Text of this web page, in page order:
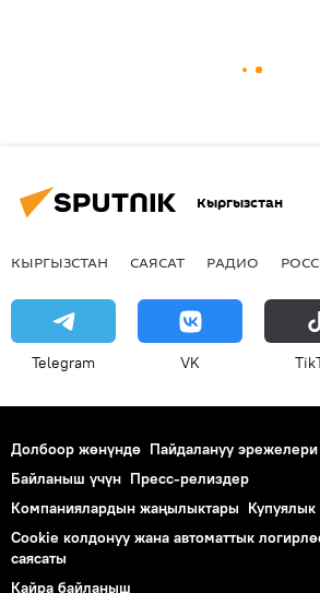
Кыргызстан
КЫРГЫЗСТАН САЯСАТ РАДИО
Telegram VK
Долбоор жөнүндө Пайдалануу эрежелери
Байланыш үчүн Пресс-релиздер
Компаниялардын жаңылыктары Купуялык
Cookie колдонуу жана автоматтык
саясаты
Кайра байланыш